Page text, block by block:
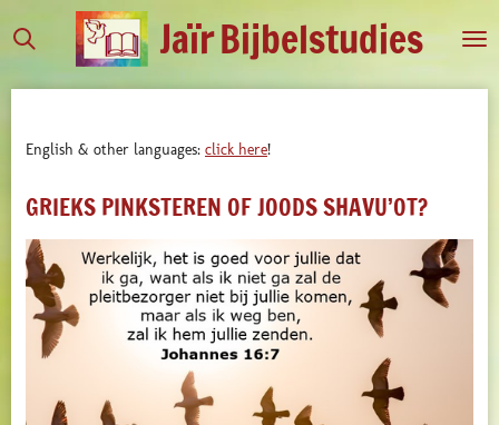
direct
JaïrBijbelstudies
English & other languages: click here!
GRIEKS PINKSTEREN OF JOODS SHAVU’OT?